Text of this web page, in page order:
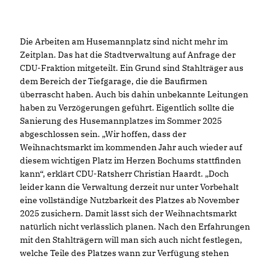
Die Arbeiten am Husemannplatz sind nicht mehr im
Zeitplan. Das hat die Stadtverwaltung auf Anfrage der
CDU-Fraktion mitgeteilt. Ein Grund sind Stahlträger aus
dem Bereich der Tiefgarage, die die Baufirmen
überrascht haben. Auch bis dahin unbekannte Leitungen
haben zu Verzögerungen geführt. Eigentlich sollte die
Sanierung des Husemannplatzes im Sommer 2025
abgeschlossen sein. „Wir hoffen, dass der
Weihnachtsmarkt im kommenden Jahr auch wieder auf
diesem wichtigen Platz im Herzen Bochums stattfinden
kann“, erklärt CDU-Ratsherr Christian Haardt. „Doch
leider kann die Verwaltung derzeit nur unter Vorbehalt
eine vollständige Nutzbarkeit des Platzes ab November
2025 zusichern. Damit lässt sich der Weihnachtsmarkt
natürlich nicht verlässlich planen. Nach den Erfahrungen
mit den Stahlträgern will man sich auch nicht festlegen,
welche Teile des Platzes wann zur Verfügung stehen